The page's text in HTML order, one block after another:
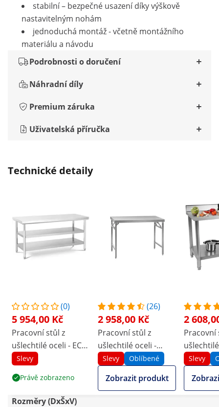
stabilní – bezpečné usazení díky výškově
nastavitelným nohám
jednoduchá montáž - včetně montážního
materiálu a návodu
Podrobnosti o doručení
Náhradní díly
Premium záruka
Uživatelská příručka
Technické detaily
(0)
5 954,00 Kč
Pracovní stůl z
ušlechtilé oceli - ECO
- 60 x 180 cm - 500 kg
Catering
Slevy
Právě zobrazeno
(26)
2 958,00 Kč
Pracovní stůl z
ušlechtilé oceli -
PREMIUM - 120 x 60
cm - 210 kg - skládací
- Royal Catering
Slevy Oblíbené
Zobrazit produkt
2
Pracovní
- 120 x
- stojan -
Catering
Slevy
Rozměry (DxŠxV)